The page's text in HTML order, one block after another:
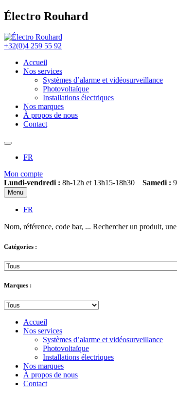
Électro Rouhard
+32(0)4 259 55 92
Accueil
Nos services
Systèmes d’alarme et vidéosurveillance
Photovoltaïque
Installations électriques
Nos marques
À propos de nous
Contact
FR
Mon compte
Lundi-vendredi : 8h-12h et 13h15-18h30 Samedi :
Menu
FR
Nom, référence, code bar, ... Rechercher un produit,
Catégories :
Marques :
Accueil
Nos services
Systèmes d’alarme et vidéosurveillance
Photovoltaïque
Installations électriques
Nos marques
À propos de nous
Contact